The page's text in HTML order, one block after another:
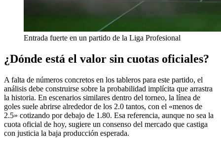
Entrada fuerte en un partido de la Liga Profesional
¿Dónde está el valor sin cuotas oficiales?
A falta de números concretos en los tableros para este partido, el
análisis debe construirse sobre la probabilidad implícita que arrastra
la historia. En escenarios similares dentro del torneo, la línea de
goles suele abrirse alrededor de los 2.0 tantos, con el «menos de
2.5» cotizando por debajo de 1.80. Esa referencia, aunque no sea la
cuota oficial de hoy, sugiere un consenso del mercado que castiga
con justicia la baja producción esperada.